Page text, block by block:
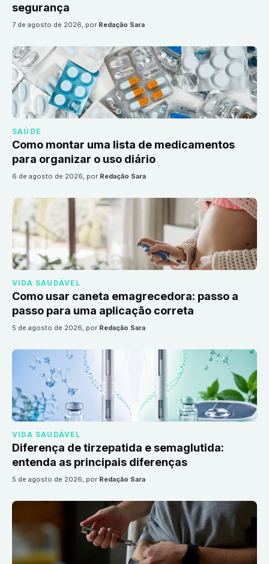
segurança
7 de agosto de 2026, por Redação Sara
SAÚDE
Como montar uma lista de medicamentos
para organizar o uso diário
6 de agosto de 2026, por Redação Sara
VIDA SAUDÁVEL
Como usar caneta emagrecedora: passo a
passo para uma aplicação correta
5 de agosto de 2026, por Redação Sara
VIDA SAUDÁVEL
Diferença de tirzepatida e semaglutida:
entenda as principais diferenças
5 de agosto de 2026, por Redação Sara